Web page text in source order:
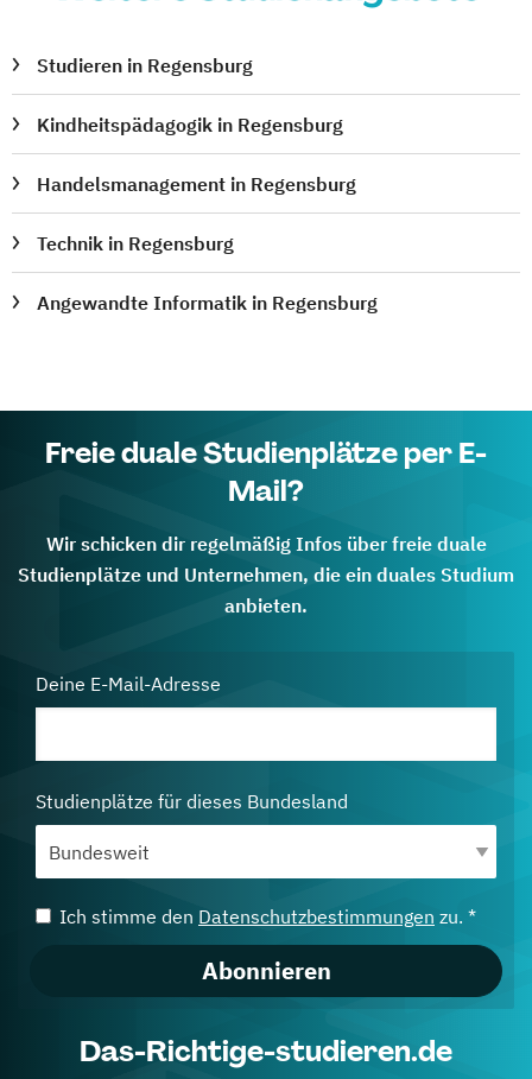
Studieren in Regensburg
Kindheitspädagogik in Regensburg
Handelsmanagement in Regensburg
Technik in Regensburg
Angewandte Informatik in Regensburg
Freie duale Studienplätze per E-
Mail?
Wir schicken dir regelmäßig Infos über freie duale
Studienplätze und Unternehmen, die ein duales Studium
anbieten.
Deine E-Mail-Adresse
Studienplätze für dieses Bundesland
Ich stimme den Datenschutzbestimmungen zu. *
Abonnieren
Das-Richtige-studieren.de